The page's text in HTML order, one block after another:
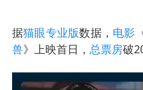
新疆一婚
据猫眼专业版数据， 电影
兽》上映首日， 总票房破